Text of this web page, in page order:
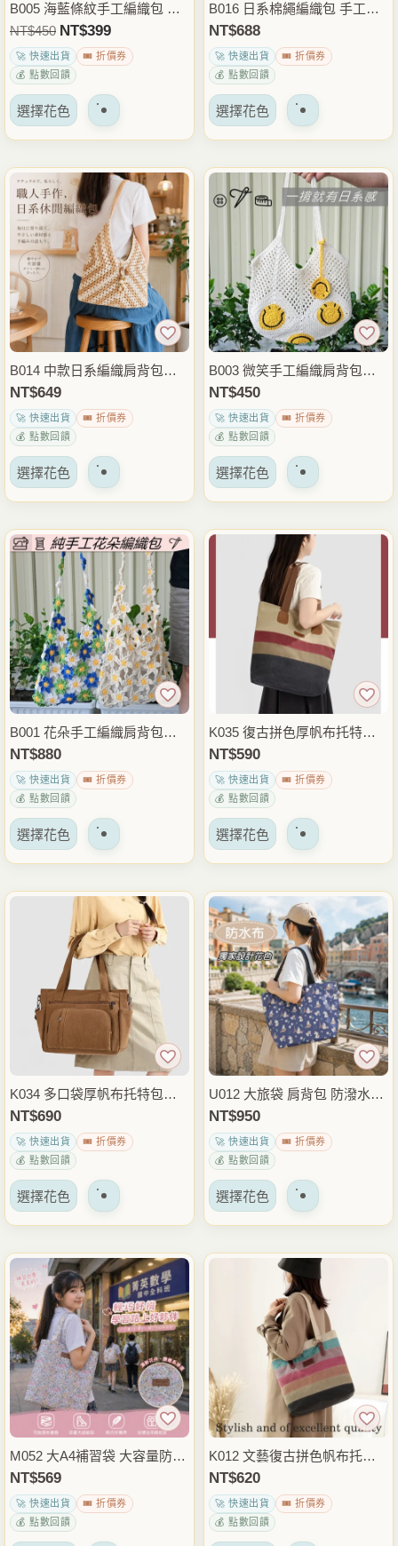
頁
面
上
擇
頁
上
擇
選
項
B005 海藍條紋手工編織包 日
系棉繩肩背包 鏤空編織托特包
休閒度假包
NT$450 原
價
為：
NT$450。
NT$399目
前
格
是：
NT$399。
🚀 快速出貨
🎟️ 折價券
💰 點數回饋
選擇花色 該
有
多
種
變
體。
可
以
在
產
頁
上
擇
B016 日系棉繩編織包 手工肩
背包 鏤空流蘇包 休閒外出包
度假包
NT$688
🚀 快速出貨
🎟️ 折價券
💰 點數回饋
選擇花色 該
有
多
種
變
體。
可
以
在
產
頁
上
擇
B014 中款日系編織肩背包｜
手作感棉繩包 度假休閒包
NT$649
🚀 快速出貨
🎟️ 折價券
💰 點數回饋
選擇花色 該
有
多
種
變
體。
可
以
在
產
頁
上
擇
B003 微笑手工編織肩背包｜
日系棉繩鏤空包 休閒度假包
NT$450
🚀 快速出貨
🎟️ 折價券
💰 點數回饋
選擇花色 該
有
多
種
變
體。
可
以
頁
上
擇
B001 花朵手工編織肩背包｜
南洋風森系棉繩包 休閒度假包
NT$880
🚀 快速出貨
🎟️ 折價券
💰 點數回饋
選擇花色 該
有
種
變
體。
可
產
頁
上
擇
K035 復古拼色厚帆布托特包
｜大容量肩背包 通勤外出包
NT$590
🚀 快速出貨
🎟️ 折價券
💰 點數回饋
選擇花色 該
有
多
種
變
體。
可
以
在
頁
上
擇
K034 多口袋厚帆布托特包｜A
4大容量手提肩背通勤包
NT$690
🚀 快速出貨
🎟️ 折價券
💰 點數回饋
選擇花色 該
有
多
種
變
體。
可
以
在
產
頁
上
U012 大旅袋 肩背包 防潑水媽
媽袋 大容量旅行袋 多物收納
包 外出旅遊育兒包 雨朵防水
包
NT$950
🚀 快速出貨
🎟️ 折價券
💰 點數回饋
選擇花色 該
有
多
種
變
體。
可
以
在
產
頁
上
M052 大A4補習袋 大容量防潑
水肩背包 文件袋 資料袋 書袋
上課補習通勤包 雨朵防水包
NT$569
🚀 快速出貨
🎟️ 折價券
💰 點數回饋
K012 文藝復古拼色帆布托特
包 肩背包 大容量休閒手提包
日常通勤外出穿搭包
NT$620
🚀 快速出貨
🎟️ 折價券
💰 點數回饋